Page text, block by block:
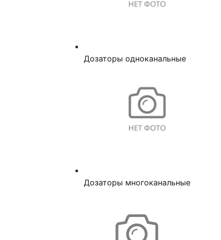
Дозаторы одноканальные
Дозаторы многоканальные